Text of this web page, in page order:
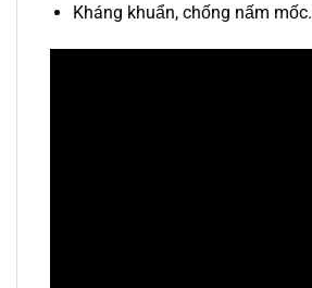
Kháng khuẩn, chống nấm mốc.